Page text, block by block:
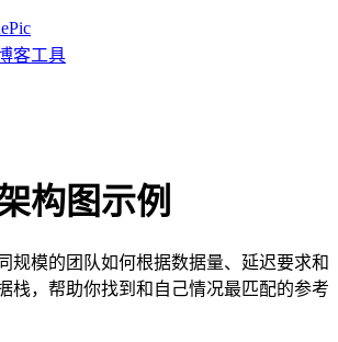
客工具
构图示例
规模的团队如何根据数据量、延迟要求和
栈，帮助你找到和自己情况最匹配的参考